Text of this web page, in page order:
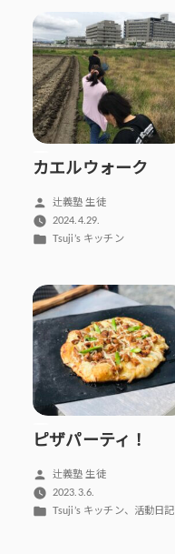
カエルウォーク
投
稿
者:
辻義塾 生徒
2024.4.29.
カ
リ
ー:
Tsuji’s キッチン
ピザパーティ！
投
稿
者:
辻義塾 生徒
2023.3.6.
カ
Tsuji’s キッチン、 活動日記